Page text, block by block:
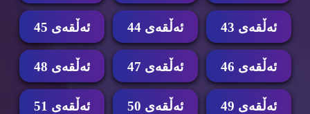
ئه‌ڵقه‌ی 43 ئه‌ڵقه‌ی 44 ئه‌ڵقه‌ی 45
ئه‌ڵقه‌ی 46 ئه‌ڵقه‌ی 47 ئه‌ڵقه‌ی 48
ئه‌ڵقه‌ی 49 ئه‌ڵقه‌ی 50 ئه‌ڵقه‌ی 51